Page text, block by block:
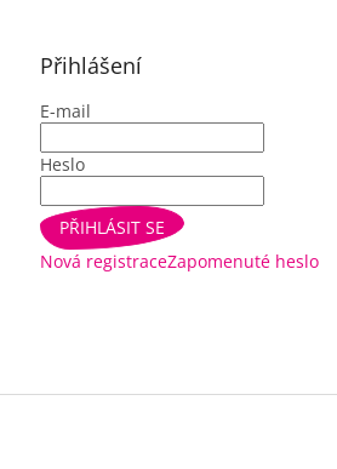
Přihlášení
E-mail
Heslo
PŘIHLÁSIT SE
Nová registraceZapomenuté heslo